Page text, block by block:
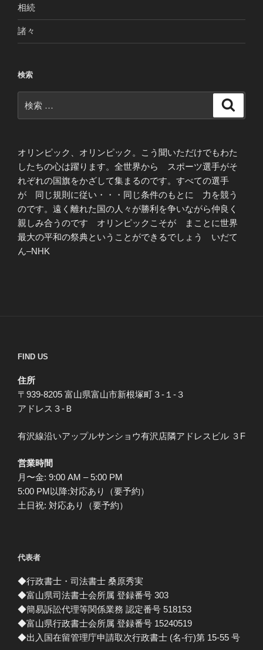
相続
諸々
検索
索:
オリンピック、オリンピック。こう聞いただけでもわた
したちの心は躍ります。全世界から スポーツ選手がそ
れぞれの国旗をかざして集まるのです。すべての選手
が 同じ規則に従い・・・同じ条件のもとに 力を競う
のです。遠く離れた国の人々が勝利を争いながら仲良く
親しみ合うのです オリンピックこそが まことに世界
最大の平和の祭典ということができるでしょう いだて
ん–NHK
FIND US
住所
〒939-8205 富山県富山市新根塚町３-１-３
アドレス３-Ｂ
有沢線沿いアップルサンショウ有沢店隣アドレスビル ３F
営業時間
月〜金: 9:00 AM – 5:00 PM
5:00 PM以降:対応あり（要予約）
土日祝: 対応あり（要予約）
代表者
◆行政書士・司法書士 桑原秀実
◆富山県司法書士会所属 登録番号 303
◆簡易訴訟代理等関係業務 認定番号 518153
◆富山県行政書士会所属 登録番号 15240519
◆出入国在留管理庁申請取次行政書士 (名-行)第 15-55 号